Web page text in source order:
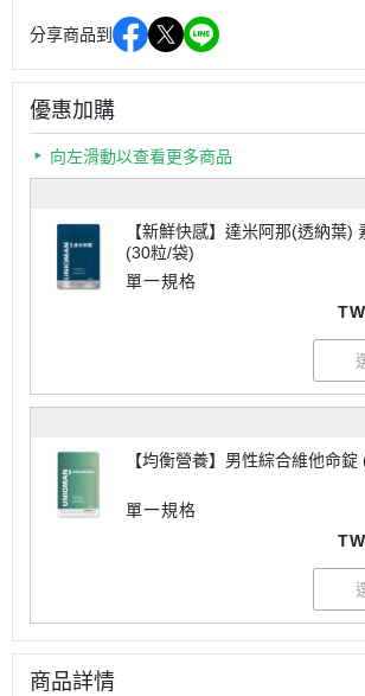
分享商品到
優惠加購
向左滑動以查看更多商品
【新鮮快感】達米阿那(透納葉)
(30粒/袋)
單一規格
【均衡營養】男性綜合維他命錠
單一規格
商品詳情